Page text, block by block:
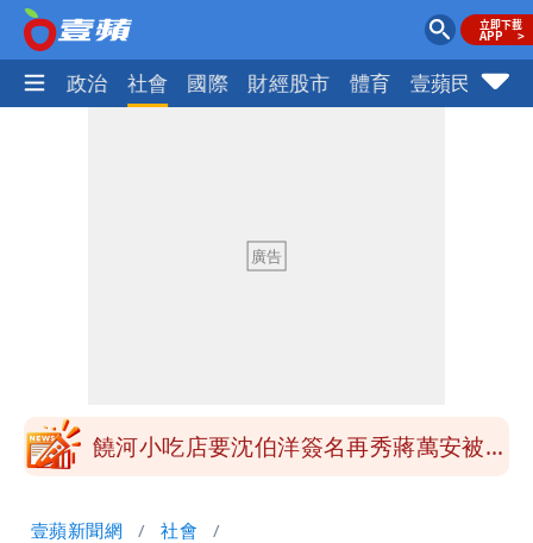
生活 政治 社會 國際 財經股市 體育 壹蘋民調
士檢訊後全部聲押禁見
饒河夜市小吃店不堪炎上 出手把蔣萬
客哀號：不～～
饒河小吃店要沈伯洋簽名再秀蔣萬安被蓋
壹蘋新聞網 社會